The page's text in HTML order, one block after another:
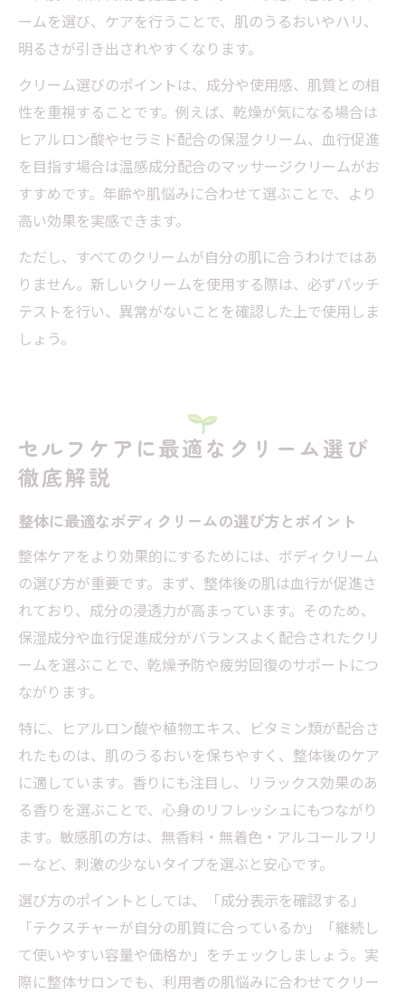
ームを選び、ケアを行うことで、肌のうるおいやハリ、
明るさが引き出されやすくなります。
クリーム選びのポイントは、成分や使用感、肌質との相
性を重視することです。例えば、乾燥が気になる場合は
ヒアルロン酸やセラミド配合の保湿クリーム、血行促進
を目指す場合は温感成分配合のマッサージクリームがお
すすめです。年齢や肌悩みに合わせて選ぶことで、より
高い効果を実感できます。
ただし、すべてのクリームが自分の肌に合うわけではあ
りません。新しいクリームを使用する際は、必ずパッチ
テストを行い、異常がないことを確認した上で使用しま
しょう。
セルフケアに最適なクリーム選び
徹底解説
整体に最適なボディクリームの選び方とポイント
整体ケアをより効果的にするためには、ボディクリーム
の選び方が重要です。まず、整体後の肌は血行が促進さ
れており、成分の浸透力が高まっています。そのため、
保湿成分や血行促進成分がバランスよく配合されたクリ
ームを選ぶことで、乾燥予防や疲労回復のサポートにつ
ながります。
特に、ヒアルロン酸や植物エキス、ビタミン類が配合さ
れたものは、肌のうるおいを保ちやすく、整体後のケア
に適しています。香りにも注目し、リラックス効果のあ
る香りを選ぶことで、心身のリフレッシュにもつながり
ます。敏感肌の方は、無香料・無着色・アルコールフリ
ーなど、刺激の少ないタイプを選ぶと安心です。
選び方のポイントとしては、「成分表示を確認する」
「テクスチャーが自分の肌質に合っているか」「継続し
て使いやすい容量や価格か」をチェックしましょう。実
際に整体サロンでも、利用者の肌悩みに合わせてクリー